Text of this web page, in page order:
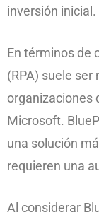
inversión inicial.
En términos de
(RPA) suele
organizaciones
Microsoft.
una solución
requieren una
Al considerar